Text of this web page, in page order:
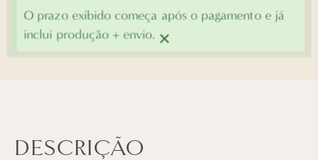
O prazo exibido começa após o pagamento e já
inclui produção + envio. ×
DESCRIÇÃO